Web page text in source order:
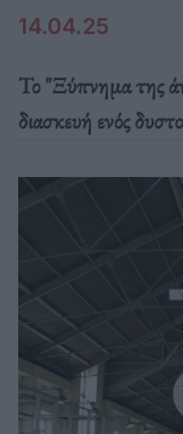
14.04.25
Το "Ξύπνημα της
διασκευή ενός